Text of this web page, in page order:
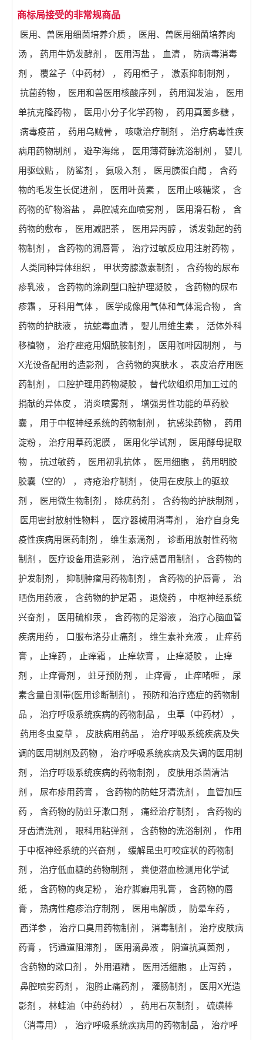
商标局接受的非常规商品
医用、兽医用细菌培养介质 ，
医用、兽医用细菌培养肉
汤 ， 药用牛奶发酵剂 ， 医用泻盐 ， 血清 ，
防病毒消毒
剂 ， 覆盆子（中药材） ， 药用栀子 ， 激素抑制制剂 ，
抗菌药物 ， 医用和兽医用核酸序列 ， 药用润发油 ，
医用
单抗克隆药物 ， 医用小分子化学药物 ， 药用真菌多糖 ，
病毒疫苗 ， 药用乌贼骨 ， 咳嗽治疗制剂 ，
治疗病毒性疾
病用药物制剂 ， 避孕海绵 ， 医用薄荷醇洗浴制剂 ，
婴儿
用驱蚊贴 ， 防鲨剂 ， 氨吸入剂 ， 医用胰蛋白酶 ，
含药
物的毛发生长促进剂 ， 医用叶黄素 ， 医用止咳糖浆 ，
含
药物的矿物浴盐 ， 鼻腔减充血喷雾剂 ， 医用滑石粉 ，
含
药物的敷布 ， 医用减肥茶 ， 医用异丙醇 ，
诱发勃起的药
物制剂 ， 含药物的润唇膏 ， 治疗过敏反应用注射药物 ，
人类同种异体组织 ， 甲状旁腺激素制剂 ，
含药物的尿布
疹乳液 ， 含药物的涂刷型口腔护理凝胶 ，
含药物的尿布
疹霜 ， 牙科用气体 ， 医学成像用气体和气体混合物 ，
含
药物的护肤液 ， 抗蛇毒血清 ， 婴儿用维生素 ，
活体外科
移植物 ， 治疗痤疮用烟酰胺制剂 ， 医用咖啡因制剂 ，
与
X光设备配用的造影剂 ， 含药物的爽肤水 ，
表皮治疗用医
药制剂 ， 口腔护理用药物凝胶 ，
替代软组织用加工过的
捐献的异体皮 ， 消炎喷雾剂 ，
增强男性功能的草药胶
囊 ， 用于中枢神经系统的药物制剂 ， 抗感染药物 ，
药用
淀粉 ， 治疗用草药泥膜 ， 医用化学试剂 ，
医用酵母提取
物 ， 抗过敏药 ， 医用初乳抗体 ， 医用细胞 ，
药用明胶
胶囊（空的）
， 痔疮治疗制剂 ，
使用在皮肤上的驱蚊
剂 ， 医用微生物制剂 ， 除疣药剂 ， 含药物的护肤制剂 ，
医用密封放射性物料 ， 医疗器械用消毒剂 ，
治疗自身免
疫性疾病用医药制剂 ， 维生素滴剂 ，
诊断用放射性药物
制剂 ， 医疗设备用造影剂 ， 治疗感冒用制剂 ，
含药物的
护发制剂 ， 抑制肿瘤用药物制剂 ， 含药物的护唇膏 ，
治
晒伤用药液 ， 含药物的护足霜 ， 退烧药 ，
中枢神经系统
兴奋剂 ， 医用硫柳汞 ， 含药物的足浴液 ，
治疗心脑血管
疾病用药 ， 口服布洛芬止痛剂 ， 维生素补充液 ，
止痒药
膏 ， 止痒药 ， 止痒霜 ， 止痒软膏 ， 止痒凝胶 ，
止痒
剂 ， 止痒膏剂 ， 蛀牙预防剂 ， 止痒膏 ， 止痒啫喱 ，
尿
素含量自测带(医用诊断制剂) ，
预防和治疗癌症的药物制
品 ， 治疗呼吸系统疾病的药物制品 ， 虫草（中药材）
，
药用冬虫夏草 ， 皮肤病用药品 ，
治疗呼吸系统疾病及失
调的医用制剂及药物 ，
治疗呼吸系统疾病及失调的医用制
剂 ， 治疗呼吸系统疾病的药物制剂 ，
皮肤用杀菌清洁
剂 ， 尿布疹用药膏 ， 含药物的防蛀牙清洗剂 ，
血管加压
药 ， 含药物的防蛀牙漱口剂 ， 痛经治疗制剂 ，
含药物的
牙齿清洗剂 ， 眼科用粘弹剂 ， 含药物的洗浴制剂 ，
作用
于中枢神经系统的兴奋剂 ，
缓解昆虫叮咬症状的药物制
剂 ， 治疗低血糖的药物制剂 ，
粪便潜血检测用化学试
纸 ， 含药物的爽足粉 ， 治疗脚癣用乳膏 ，
含药物的唇
膏 ， 热病性疱疹治疗制剂 ， 医用电解质 ， 防晕车药 ，
西洋参 ， 治疗口臭用药物制剂 ， 消毒制剂 ，
治疗皮肤病
药膏 ， 钙通道阻滞剂 ， 医用滴鼻液 ， 阴道抗真菌剂 ，
含药物的漱口剂 ， 外用酒精 ， 医用活细胞 ， 止泻药 ，
鼻腔喷雾药剂 ， 泡腾止痛药剂 ， 灌肠制剂 ，
医用X光造
影剂 ， 林蛙油（中药药材） ， 药用石灰制剂 ，
硫磺棒
（消毒用）
， 治疗呼吸系统疾病用的药物制品 ，
治疗呼